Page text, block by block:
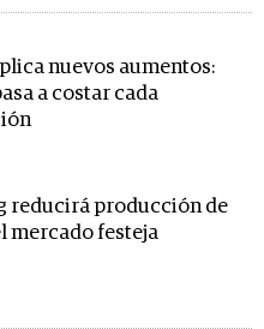
nuevos aumentos:
a costar cada
reducirá producción de
mercado festeja